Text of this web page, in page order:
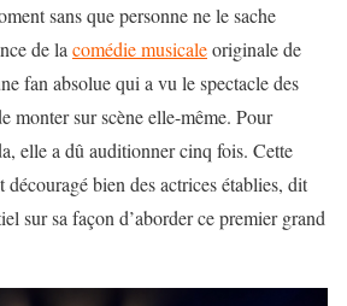
sans que personne ne le sache
de la comédie musicaleoriginale de
fan absolue qui a vu le spectacle des
monter sur scène elle-même. Pour
elle a dû auditionner cinq fois. Cette
découragé bien des actrices établies, dit
sur sa façon d’aborder ce premier grand